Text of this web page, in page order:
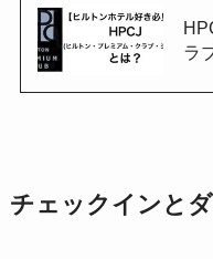
ラ
チェックインと